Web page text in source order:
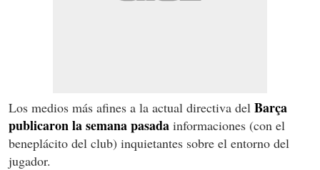
Los medios más afines a la actual directiva del Barça
publicaron la semana pasada informaciones (con el
beneplácito del club) inquietantes sobre el entorno del
jugador.